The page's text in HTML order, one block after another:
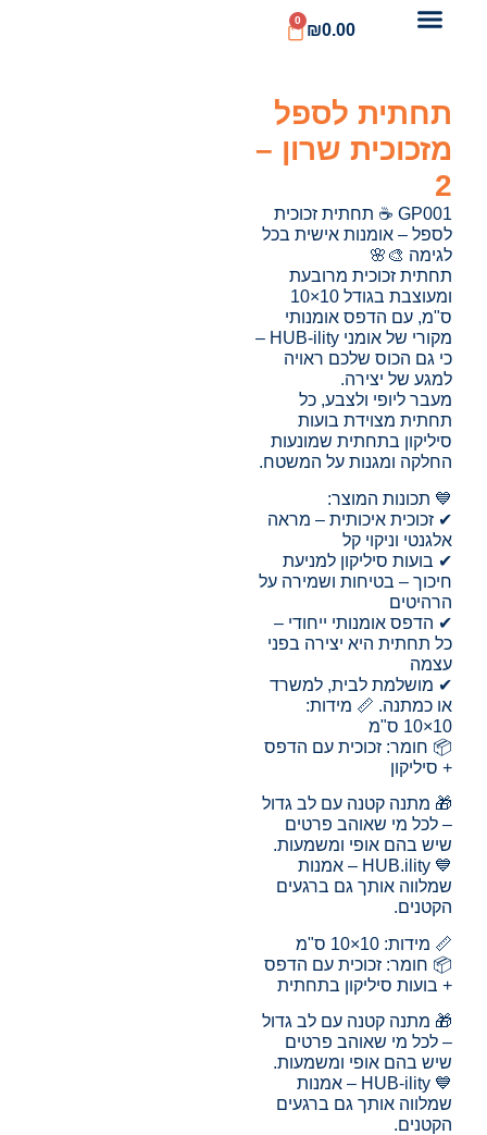
₪0.00
0
תחתית לספל
מזכוכית שרון –
2
GP001 ☕ תחתית זכוכית
לספל – אומנות אישית בכל
לגימה 🎨🌸
תחתית זכוכית מרובעת
ומעוצבת בגודל 10×10
ס"מ, עם הדפס אומנותי
מקורי של אומני HUB-ility –
כי גם הכוס שלכם ראויה
למגע של יצירה.
מעבר ליופי ולצבע, כל
תחתית מצוידת בועות
סיליקון בתחתית שמונעות
החלקה ומגנות על המשטח.
💙 תכונות המוצר:
✔ זכוכית איכותית – מראה
אלגנטי וניקוי קל
✔ בועות סיליקון למניעת
חיכוך – בטיחות ושמירה על
הרהיטים
✔ הדפס אומנותי ייחודי –
כל תחתית היא יצירה בפני
עצמה
✔ מושלמת לבית, למשרד
או כמתנה. 📏 מידות:
10×10 ס"מ
📦 חומר: זכוכית עם הדפס
+ סיליקון
🎁 מתנה קטנה עם לב גדול
– לכל מי שאוהב פרטים
שיש בהם אופי ומשמעות.
💙 HUB.ility – אמנות
שמלווה אותך גם ברגעים
הקטנים.
📏 מידות: 10×10 ס"מ
📦 חומר: זכוכית עם הדפס
+ בועות סיליקון בתחתית
🎁 מתנה קטנה עם לב גדול
– לכל מי שאוהב פרטים
שיש בהם אופי ומשמעות.
💙 HUB-ility – אמנות
שמלווה אותך גם ברגעים
הקטנים.